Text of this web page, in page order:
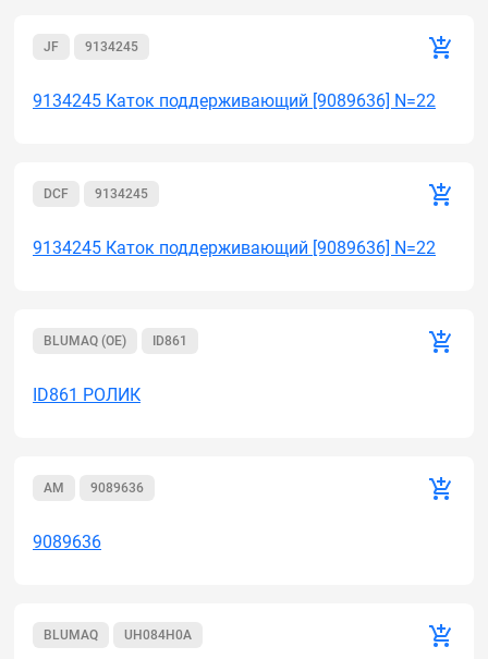
JF 9134245
9134245 Каток поддерживающий [9089636] N=22
DCF 9134245
9134245 Каток поддерживающий [9089636] N=22
BLUMAQ (OE) ID861
ID861 РОЛИК
AM 9089636
9089636
BLUMAQ UH084H0A